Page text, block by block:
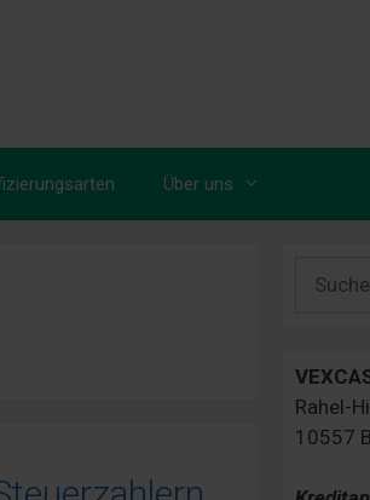
Über uns
nach:
Rahel-
10557